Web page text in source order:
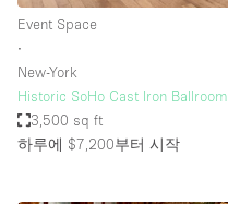
Event Space
∙
New-York
Historic SoHo Cast Iron Ballroom
3,500 sq ft
하루에 $7,200부터 시작